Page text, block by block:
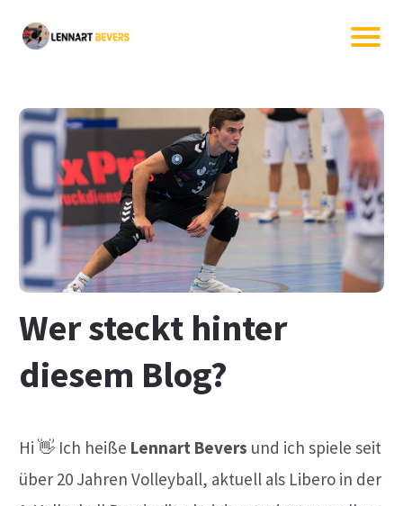
Wer steckt hinter
diesem Blog?
Hi 👋 Ich heiße Lennart Bevers und ich spiele seit
über 20 Jahren Volleyball, aktuell als Libero in der